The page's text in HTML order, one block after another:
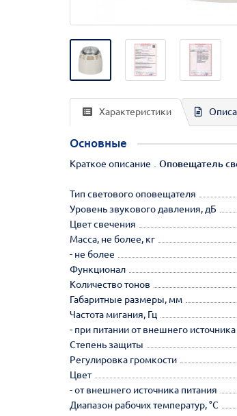
Характеристики
Основные
Краткое описание
Оповещатель
Тип светового оповещателя
Уровень звукового давления, дБ
Цвет свечения
Масса, не более, кг
- не более
Функционал
Количество тонов
Габаритные размеры, мм
Частота мигания, Гц
- при питании от внешнего
Степень защиты
Регулировка громкости
Цвет
- от внешнего источника питания
Диапазон рабочих температур, °С